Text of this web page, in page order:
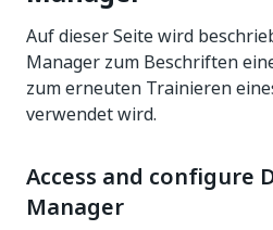
Auf dieser Seite wird
Manager zum Beschriften
zum erneuten Trainieren
verwendet wird.
Access and configure
Manager